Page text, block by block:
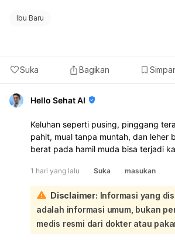
Ibu Baru
Suka Bagikan
Hello Sehat AI
Keluhan seperti pusing, pinggang
pahit, mual tanpa muntah, dan leher
berat pada hamil muda bisa terjadi
juga perlu diperhatikan bila terasa
sering:
Sakit kepala/pusing pada awal
perubahan hormon, dehidrasi, atau
ingin muntah tanpa keluar juga
muda. Nyeri pinggang dan leher
1 hari yang lalu Suka masukan
Disclaimer: Informasi yang
adalah informasi umum, bukan
medis resmi dari dokter atau